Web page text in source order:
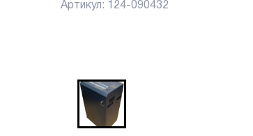
Артикул: 124-090432